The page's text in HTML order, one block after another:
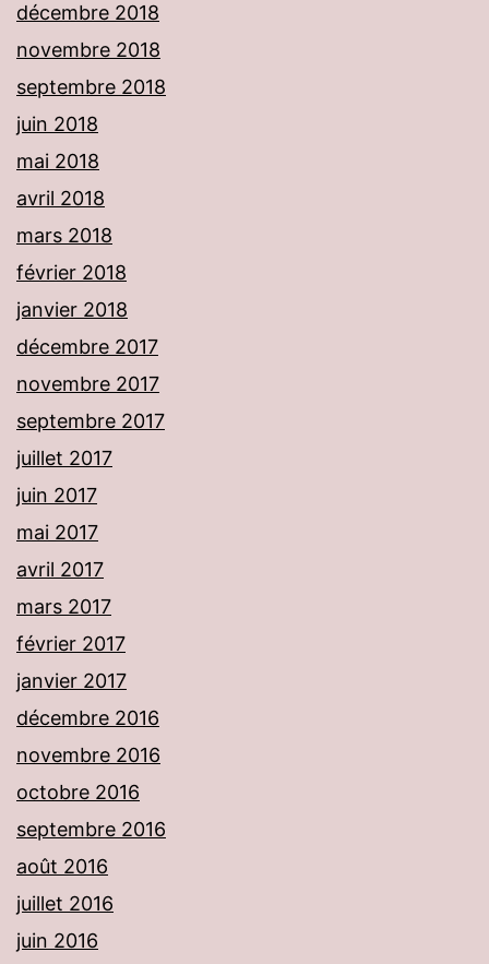
décembre 2018
novembre 2018
septembre 2018
juin 2018
mai 2018
avril 2018
mars 2018
février 2018
janvier 2018
décembre 2017
novembre 2017
septembre 2017
juillet 2017
juin 2017
mai 2017
avril 2017
mars 2017
février 2017
janvier 2017
décembre 2016
novembre 2016
octobre 2016
septembre 2016
août 2016
juillet 2016
juin 2016